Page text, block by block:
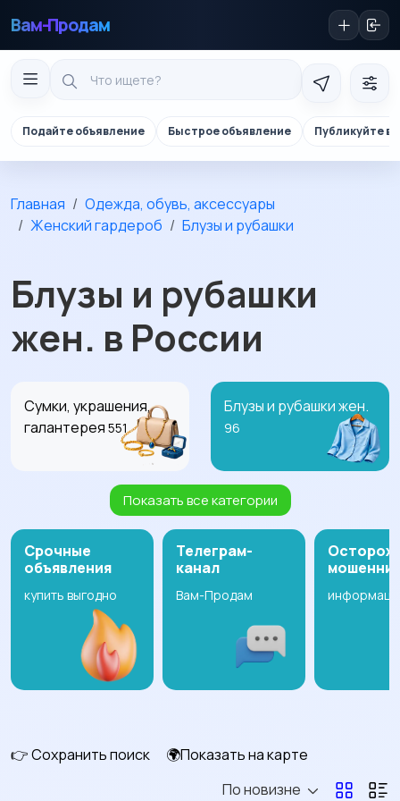
Вам-Продам
Подайте объявление Быстрое объявление Публикуйте в
Главная
Одежда, обувь, аксессуары
Женский гардероб
Блузы и рубашки
Блузы и рубашки
жен. в России
Сумки, украшения,
галантерея 551
Блузы и рубашки жен.
96
Будущим мамам3 Верхняя одежда жен.
314
Головные уборы жен.
жен.10
Показать все категории
Срочные
объявления
купить выгодно
Телеграм-
канал
Вам-Продам
👉 Сохранить поиск
🌍Показать на карте
По новизне